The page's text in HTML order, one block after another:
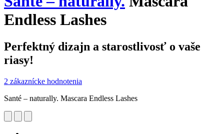
Endless Lashes
Perfektný dizajn a starostlivosť o vaše
riasy!
2 zákaznícke hodnotenia
Santé – naturally. Mascara Endless Lashes